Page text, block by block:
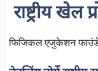
राष्ट्रीय खेल
फिजिकल एजुकेशन